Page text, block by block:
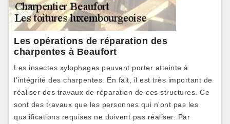
Les opérations de réparation des
charpentes à Beaufort
Les insectes xylophages peuvent porter atteinte à
l'intégrité des charpentes. En fait, il est très important de
réaliser des travaux de réparation de ces structures. Ce
sont des travaux que les personnes qui n'ont pas les
qualifications requises ne doivent pas réaliser. Par